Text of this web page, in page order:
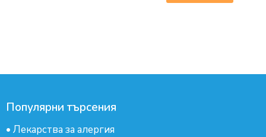
Популярни търсения
• Лекарства за алергия